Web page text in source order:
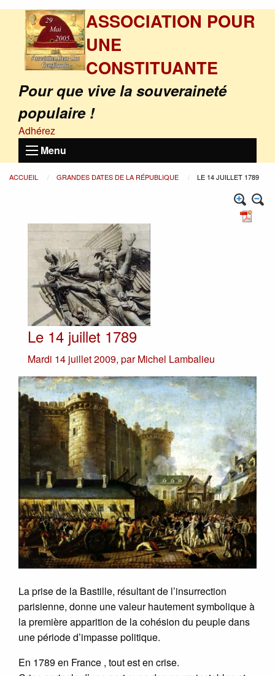
ASSOCIATION POUR
UNE
CONSTITUANTE
Pour que vive la souveraineté
populaire !
Adhérez
Menu
ACCUEIL GRANDES DATES DE LA RÉPUBLIQUE LE 14 JUILLET 1789
Le 14 juillet 1789
Mardi 14 juillet 2009, parMichel Lambalieu
La prise de la Bastille, résultant de l’insurrection
parisienne, donne une valeur hautement symbolique à
la première apparition de la cohésion du peuple dans
une période d’impasse politique.
En 1789 en France , tout est en crise.